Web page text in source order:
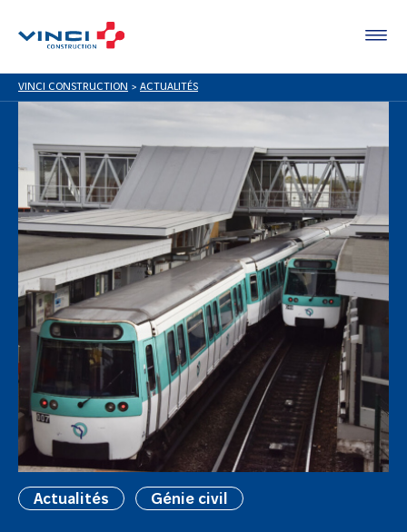
VINCI CONSTRUCTION > ACTUALITÉS
Actualités Génie civil